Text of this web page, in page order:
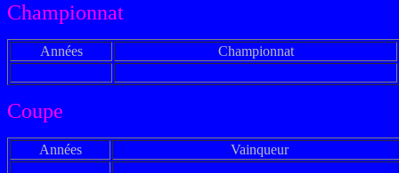
Championnat
Années Championnat
Coupe
Années Vainqueur